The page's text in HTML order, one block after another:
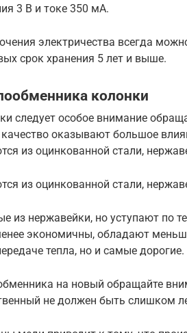
3 В и токе 350 мА.
электричества всегда
срок хранения 5 лет и выше.
колонки
следует особое внимание
оказывают большое
из оцинкованной стали,
из оцинкованной стали,
из нержавейки, но уступают по
экономичны, обладают
тепла, но и самые дорогие.
на новый обращайте
не должен быть слишком